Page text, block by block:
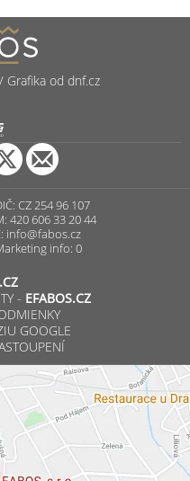
Grafika od dnf.cz
CZ 254 96 107
420 606 33 20 44
info@fabos.cz
info: 0
- EFABOS.CZ
GOOGLE